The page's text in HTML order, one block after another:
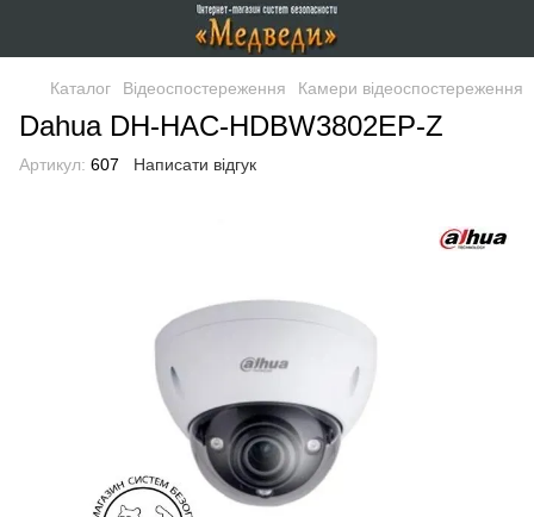
Каталог Відеоспостереження Камери відеоспостереження
Dahua DH-HAC-HDBW3802EP-Z
Артикул: 607 Написати відгук